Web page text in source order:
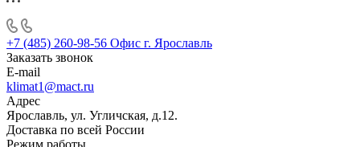
+7 (485) 260-98-56 Офис г. Ярославль
Заказать звонок
E-mail
klimat1@mact.ru
Адрес
Ярославль, ул. Угличская, д.12.
Доставка по всей России
Режим работы